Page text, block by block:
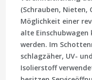
(Schrauben, Nieten,
Möglichkeit einer
alte Einschubwagen
werden. Im
schlagzäher, UV-
Isolierstoff